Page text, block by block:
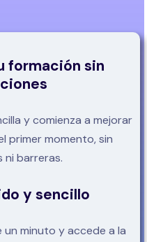
formación sin
y comienza a mejorar
primer momento, sin
ni barreras.
y sencillo
minuto y accede a la